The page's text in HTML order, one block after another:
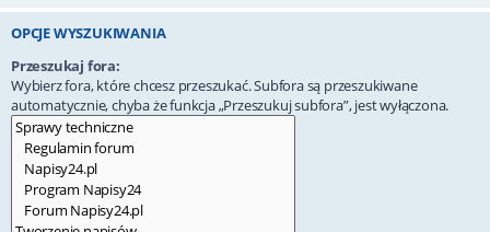
OPCJE WYSZUKIWANIA
Przeszukaj fora:
Wybierz fora, które chcesz przeszukać. Subfora są przeszukiwane
automatycznie, chyba że funkcja „Przeszukuj subfora”, jest wyłączona.